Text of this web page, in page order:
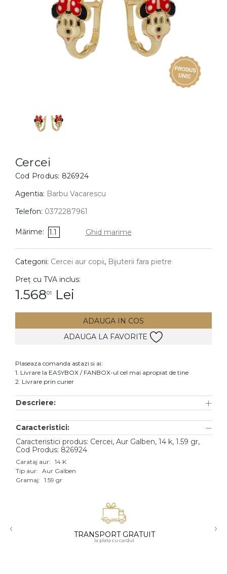
BIJUTERII COPII
Cercei
Bratari
Coliere
Lanturi
Pandantive
DIAMANTE Vezi toate
Cercei
Accesorii
Aur alb
Aur roz
Aur mixt
18K
Cercei
Cod Produs: 826924
Agentia: Barbu Vacarescu
Telefon: 0372287961
Mărime: 1.1 Ghid marime
Categorii: Cercei aur copii, Bijuterii fara pietre
Preț cu TVA inclus:
1.56801 Lei
ADAUGA IN COS
ADAUGA LA FAVORITE
Plaseaza comanda astazi si ai:
1. Livrare la EASYBOX / FANBOX-ul cel mai apropiat de tine
2. Livrare prin curier
Descriere:
Caracteristici:
Caracteristici produs: Cercei, Aur Galben, 14 k, 1.59 gr,
Cod Produs: 826924
Carataj aur: 14 K
Tip aur: Aur Galben
Gramaj: 1.59 gr
‹ TRANSPORT GRATUIT
la plata cu cardul
›